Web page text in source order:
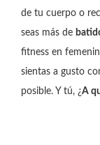
de tu cuerpo o
seas más de
fitness en
sientas a gusto
posible. Y tú, ¿A